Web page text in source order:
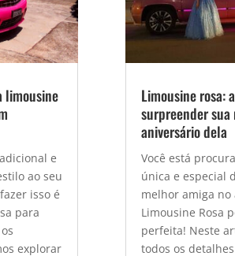
limousine
e
ao seu
isso é
para
explorar
Limousine rosa:
surpreender
aniversário dela
Você está
única e especial
melhor amiga no
Limousine Rosa
perfeita! Neste
todos os